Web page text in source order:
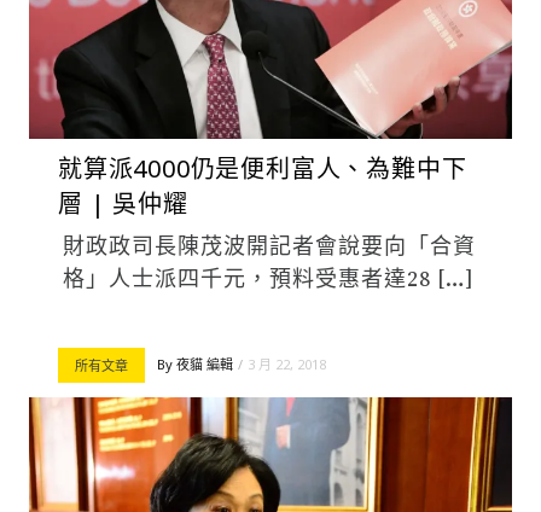
就算派4000仍是便利富人、為難中下
層 | 吳仲耀
財政政司長陳茂波開記者會說要向「合資
格」人士派四千元，預料受惠者達28 […]
所有文章 By 夜貓 編輯 3 月 22, 2018